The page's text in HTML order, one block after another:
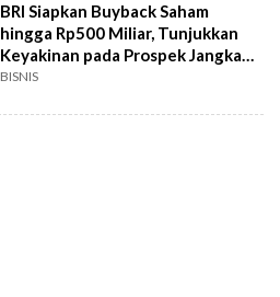
BRI Siapkan Buyback Saham
hingga Rp500 Miliar, Tunjukkan
Keyakinan pada Prospek Jangka
Panjang
BISNIS